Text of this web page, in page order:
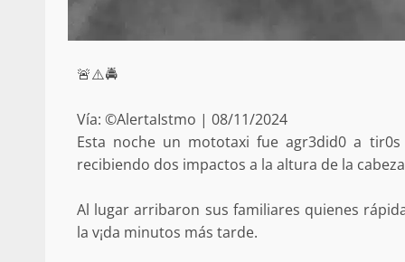
🚨⚠️🚔
Vía: ©AlertaIstmo | 08/11/2024
Esta noche un mototaxi fue agr3did0 a
recibiendo dos impactos a la altura de la
Al lugar arribaron sus familiares quienes
la v¡da minutos más tarde.